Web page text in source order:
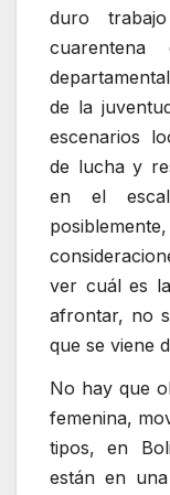
duro
cuarentena
de la
escenarios
de lucha y
en el
ver cuál es
afrontar, no
que se viene
No hay que
femenina,
tipos, en
están en